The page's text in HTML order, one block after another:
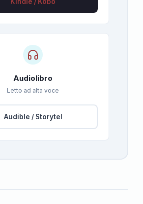
Audiolibro
Letto ad alta voce
Audible / Storytel